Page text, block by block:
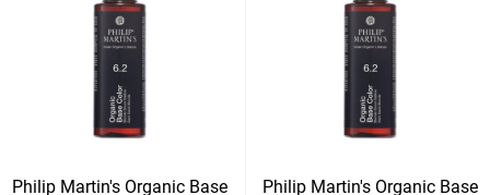
Philip Martin's Organic Base
Philip Martin's Organic Base